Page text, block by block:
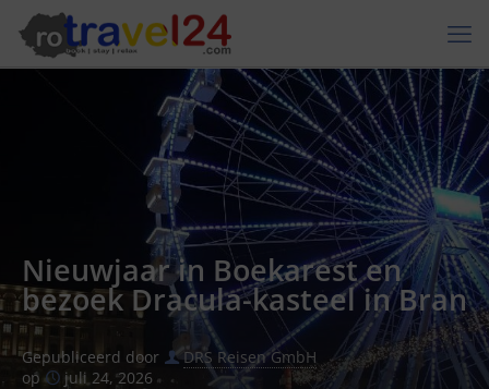
Nieuwjaar in Boekarest en
bezoek Dracula-kasteel in Bran
Gepubliceerd door
DRS Reisen GmbH
op
juli 24, 2026